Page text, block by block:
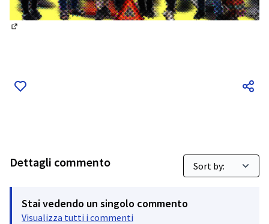
Dettagli commento
Stai vedendo un singolo commento
Visualizza tutti i commenti